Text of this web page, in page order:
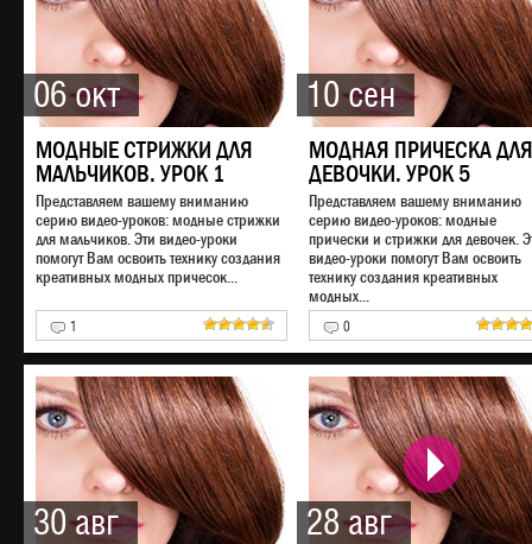
06 окт
МОДНЫЕ СТРИЖКИ ДЛЯ
МАЛЬЧИКОВ. УРОК 1
Представляем вашему вниманию
серию видео-уроков: модные стрижки
для мальчиков. Эти видео-уроки
помогут Вам освоить технику создания
креативных модных причесок...
1
10 сен
МОДНАЯ ПРИЧЕСКА ДЛЯ
ДЕВОЧКИ. УРОК 5
Представляем вашему вниманию
серию видео-уроков: модные
прически и стрижки для девочек.
видео-уроки помогут Вам освоить
технику создания креативных
модных...
0
30 авг 28 авг